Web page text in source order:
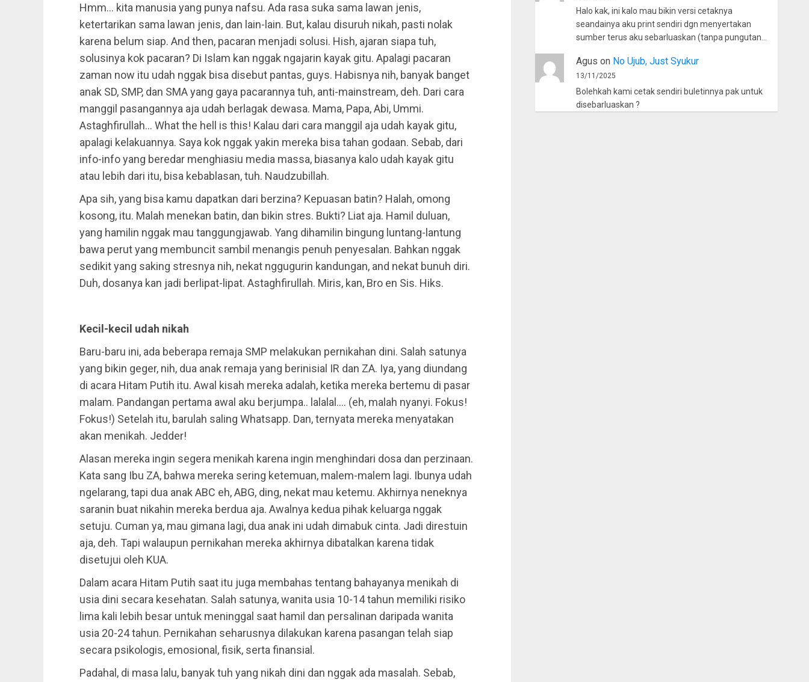
Hmm… kita manusia yang punya nafsu. Ada rasa suka sama lawan jenis,
ketertarikan sama lawan jenis, dan lain-lain. But, kalau disuruh nikah, pasti nolak
karena belum siap. And then, pacaran menjadi solusi. Hish, ajaran siapa tuh,
solusinya kok pacaran? Di Islam kan nggak ngajarin kayak gitu. Apalagi pacaran
zaman now itu udah nggak bisa disebut pantas, guys. Habisnya nih, banyak banget
anak SD, SMP, dan SMA yang gaya pacarannya tuh, anti-mainstream, deh. Dari cara
manggil pasangannya aja udah berlagak dewasa. Mama, Papa, Abi, Ummi.
Astaghfirullah… What the hell is this! Kalau dari cara manggil aja udah kayak gitu,
apalagi kelakuannya. Saya kok nggak yakin mereka bisa tahan godaan. Sebab, dari
info-info yang beredar menghiasiu media massa, biasanya kalo udah kayak gitu
atau lebih dari itu, bisa kebablasan, tuh. Naudzubillah.
Apa sih, yang bisa kamu dapatkan dari berzina? Kepuasan batin? Halah, omong
kosong, itu. Malah menekan batin, dan bikin stres. Bukti? Liat aja. Hamil duluan,
yang hamilin nggak mau tanggungjawab. Yang dihamilin bingung luntang-lantung
bawa perut yang membuncit sambil menangis penuh penyesalan. Bahkan nggak
sedikit yang saking stresnya nih, nekat nggugurin kandungan, and nekat bunuh diri.
Duh, dosanya kan jadi berlipat-lipat. Astaghfirullah. Miris, kan, Bro en Sis. Hiks.
Kecil-kecil udah nikah
Baru-baru ini, ada beberapa remaja SMP melakukan pernikahan dini. Salah satunya
yang bikin geger, nih, dua anak remaja yang berinisial IR dan ZA. Iya, yang diundang
di acara Hitam Putih itu. Awal kisah mereka adalah, ketika mereka bertemu di pasar
malam. Pandangan pertama awal aku berjumpa.. lalalal…. (eh, malah nyanyi. Fokus!
Fokus!) Setelah itu, barulah saling Whatsapp. Dan, ternyata mereka menyatakan
akan menikah. Jedder!
Alasan mereka ingin segera menikah karena ingin menghindari dosa dan perzinaan.
Kata sang Ibu ZA, bahwa mereka sering ketemuan, malem-malem lagi. Ibunya udah
ngelarang, tapi dua anak ABC eh, ABG, ding, nekat mau ketemu. Akhirnya neneknya
saranin buat nikahin mereka berdua aja. Awalnya kedua pihak keluarga nggak
setuju. Cuman ya, mau gimana lagi, dua anak ini udah dimabuk cinta. Jadi direstuin
aja, deh. Tapi walaupun pernikahan mereka akhirnya dibatalkan karena tidak
disetujui oleh KUA.
Dalam acara Hitam Putih saat itu juga membahas tentang bahayanya menikah di
usia dini secara kesehatan. Salah satunya, wanita usia 10-14 tahun memiliki risiko
lima kali lebih besar untuk meninggal saat hamil dan persalinan daripada wanita
usia 20-24 tahun. Pernikahan seharusnya dilakukan karena pasangan telah siap
secara psikologis, emosional, fisik, serta finansial.
Padahal, di masa lalu, banyak tuh yang nikah dini dan nggak ada masalah. Sebab,
Halo kak, ini kalo mau bikin versi cetaknya
seandainya aku print sendiri dgn menyertakan
sumber terus aku sebarluaskan (tanpa pungutan…
Agus on No Ujub, Just Syukur
13/11/2025
Bolehkah kami cetak sendiri buletinnya pak untuk
disebarluaskan ?